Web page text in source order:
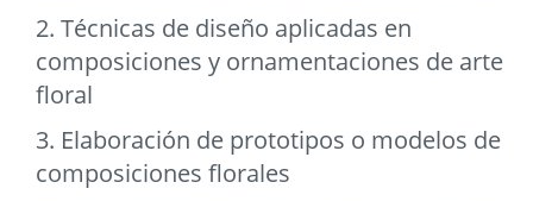
2. Técnicas de diseño aplicadas en
composiciones y ornamentaciones de arte
floral
3. Elaboración de prototipos o modelos de
composiciones florales